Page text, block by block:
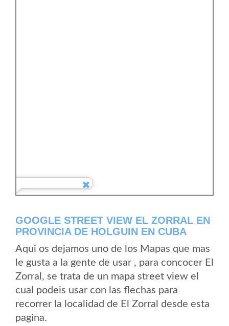
GOOGLE STREET VIEW EL ZORRAL EN
PROVINCIA DE HOLGUIN EN CUBA
Aqui os dejamos uno de los Mapas que mas
le gusta a la gente de usar , para concocer El
Zorral, se trata de un mapa street view el
cual podeis usar con las flechas para
recorrer la localidad de El Zorral desde esta
pagina.